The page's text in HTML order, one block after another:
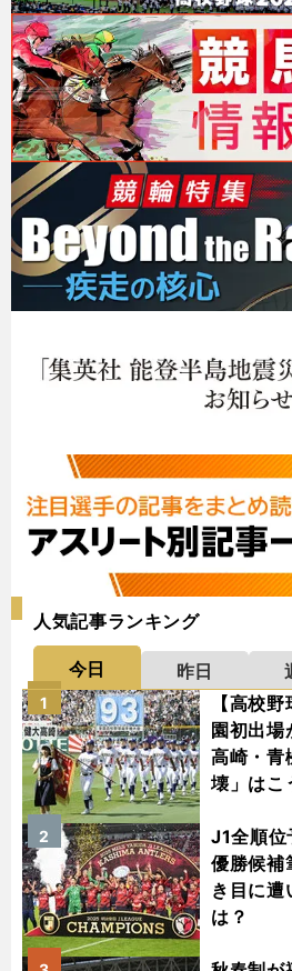
人気記事ランキング
今日 昨日
【高校
園初出場
高崎・青
壊」はこ
1
J1全順
優勝候
き目に遭
は？
2